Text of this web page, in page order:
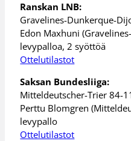
Ranskan LNB:
Gravelines-Dunkerque-
Edon Maxhuni
levypalloa, 2 syöttöä
Ottelutilastot
Saksan Bundesliiga:
Mitteldeutscher-Trier 84-
Perttu Blomgren
levypallo
Ottelutilastot